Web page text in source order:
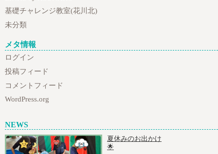
基礎チャレンジ教室(花川北)
未分類
メタ情報
ログイン
投稿フィード
コメントフィード
WordPress.org
NEWS
夏休みのお出かけ
🌟